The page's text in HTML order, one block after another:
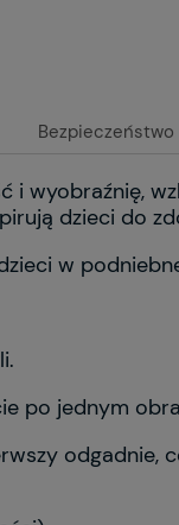
Bezpieczeństwo
i wyobraźnię,
dzieci do
w
po jednym
odgadnie,